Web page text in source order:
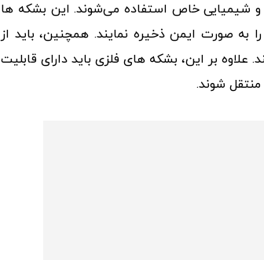
شیمیایی خاص استفاده می‌شوند. این بشکه ها
به صورت ایمن ذخیره نمایند. همچنین، باید از
بر این، بشکه های فلزی باید دارای قابلیت
شوند.